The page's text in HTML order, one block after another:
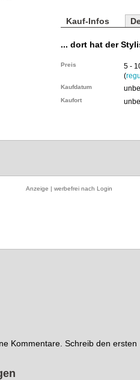
Kauf-Infos
... dort hat der
Preis
5 -
(
Kaufdatum
Kaufort
Anzeige | werbefrei nach Login
Kommentare. Schreib den ersten